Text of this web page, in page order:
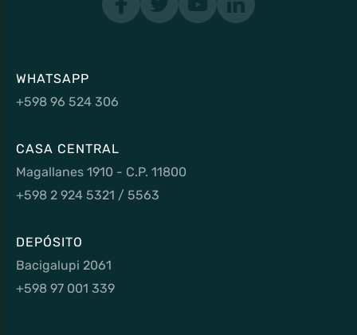
WHATSAPP
+598 96 524 306
CASA CENTRAL
Magallanes 1910 - C.P. 11800
+598 2 924 5321 / 5563
DEPÓSITO
Bacigalupi 2061
+598 97 001 339